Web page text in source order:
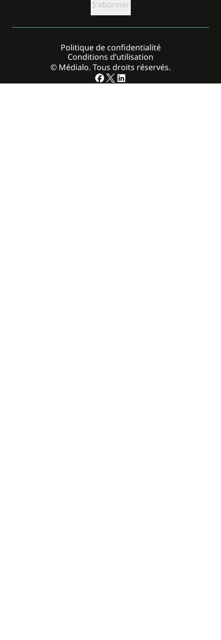
© Médialo. Tous droits réservés.
Politique de confidentialité
Conditions d’utilisation